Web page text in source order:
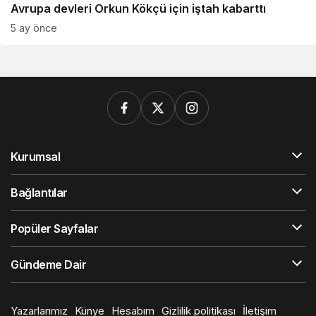
Avrupa devleri Orkun Kökçü için iştah kabarttı
5 ay önce
Kurumsal
Bağlantılar
Popüler Sayfalar
Gündeme Dair
Yazarlarımız Künye Hesabım Gizlilik politikası İletişim